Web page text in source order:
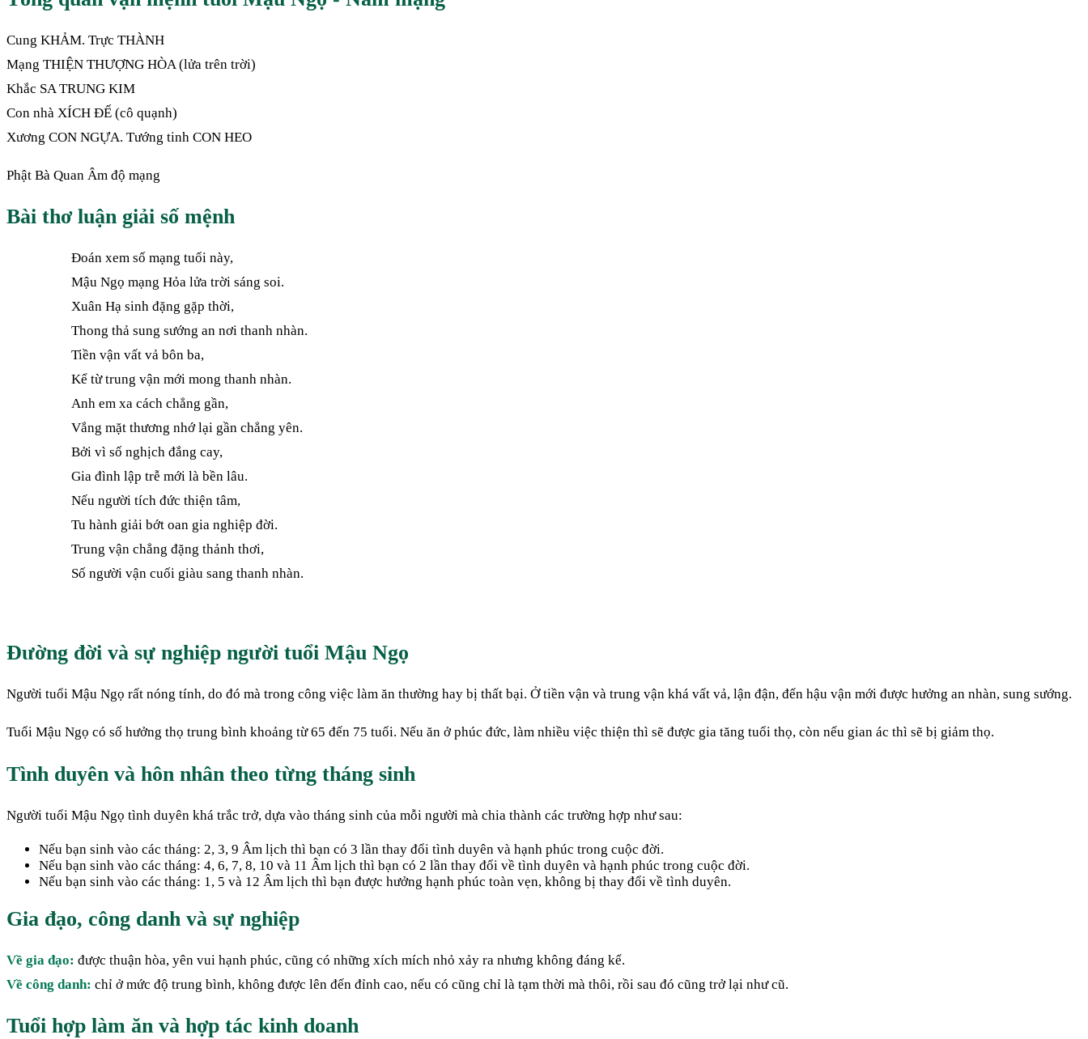
Cung KHẢM. Trực THÀNH
Mạng THIỆN THƯỢNG HÒA (lửa trên trời)
Khắc SA TRUNG KIM
Con nhà XÍCH ĐẾ (cô quạnh)
Xương CON NGỰA. Tướng tinh CON HEO
Phật Bà Quan Âm độ mạng
Bài thơ luận giải số mệnh
Đoán xem số mạng tuổi này,
Mậu Ngọ mạng Hỏa lửa trời sáng soi.
Xuân Hạ sinh đặng gặp thời,
Thong thả sung sướng an nơi thanh nhàn.
Tiền vận vất vả bôn ba,
Kể từ trung vận mới mong thanh nhàn.
Anh em xa cách chẳng gần,
Vắng mặt thương nhớ lại gần chẳng yên.
Bởi vì số nghịch đắng cay,
Gia đình lập trễ mới là bền lâu.
Nếu người tích đức thiện tâm,
Tu hành giải bớt oan gia nghiệp đời.
Trung vận chẳng đặng thảnh thơi,
Số người vận cuối giàu sang thanh nhàn.
Đường đời và sự nghiệp người tuổi Mậu Ngọ
Người tuổi Mậu Ngọ rất nóng tính, do đó mà trong công việc làm ăn thường hay bị thất bại. Ở tiền vận và trung vận khá vất vả, lận đận, đến hậu vận mới được hưởng an nhàn, sung sướng.
Tuổi Mậu Ngọ có số hưởng thọ trung bình khoảng từ 65 đến 75 tuổi. Nếu ăn ở phúc đức, làm nhiều việc thiện thì sẽ được gia tăng tuổi thọ, còn nếu gian ác thì sẽ bị giảm thọ.
Tình duyên và hôn nhân theo từng tháng sinh
Người tuổi Mậu Ngọ tình duyên khá trắc trở, dựa vào tháng sinh của mỗi người mà chia thành các trường hợp như sau:
Nếu bạn sinh vào các tháng: 2, 3, 9 Âm lịch thì bạn có 3 lần thay đổi tình duyên và hạnh phúc trong cuộc đời.
Nếu bạn sinh vào các tháng: 4, 6, 7, 8, 10 và 11 Âm lịch thì bạn có 2 lần thay đổi về tình duyên và hạnh phúc trong cuộc đời.
Nếu bạn sinh vào các tháng: 1, 5 và 12 Âm lịch thì bạn được hưởng hạnh phúc toàn vẹn, không bị thay đổi về tình duyên.
Gia đạo, công danh và sự nghiệp
Về gia đạo: được thuận hòa, yên vui hạnh phúc, cũng có những xích mích nhỏ xảy ra nhưng không đáng kể.
Về công danh: chỉ ở mức độ trung bình, không được lên đến đỉnh cao, nếu có cũng chỉ là tạm thời mà thôi, rồi sau đó cũng trở lại như cũ.
Tuổi hợp làm ăn và hợp tác kinh doanh